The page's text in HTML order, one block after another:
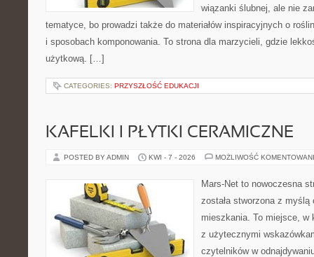
wiązanki ślubnej, ale nie
tematyce, bo prowadzi także do materiałów inspiracyjnych o
i sposobach komponowania. To strona dla marzycieli, gdzie
użytkową. […]
CATEGORIES: PRZYSZŁOŚĆ EDUKACJI
KAFELKI I PŁYTKI CERAMICZNE
POSTED BY ADMIN KWI - 7 - 2026 MOŻLIWOŚĆ
Mars-Net to nowoczesna
została stworzona z myślą
mieszkania. To miejsce, w
z użytecznymi
czytelników w